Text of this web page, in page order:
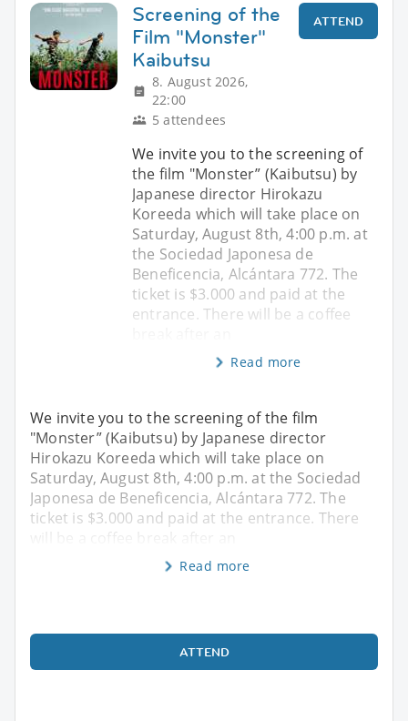
Screening of the
Film "Monster"
Kaibutsu
8. August 2026,
22:00
5 attendees
ATTEND
We invite you to the screening of
the film "Monster” (Kaibutsu) by
Japanese director Hirokazu
Koreeda which will take place on
Saturday, August 8th, 4:00 p.m. at
the Sociedad Japonesa de
Beneficencia, Alcántara 772. The
ticket is $3.000 and paid at the
entrance. There will be a coffee
Read more
We invite you to the screening of the film
"Monster” (Kaibutsu) by Japanese director
Hirokazu Koreeda which will take place on
Saturday, August 8th, 4:00 p.m. at the Sociedad
Japonesa de Beneficencia, Alcántara 772. The
ticket is $3.000 and paid at the entrance. There
will be a coffee break after an
Read more
ATTEND